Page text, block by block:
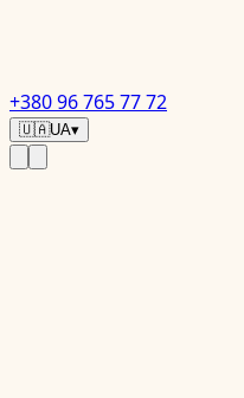
+380 96 765 77 72
🇺🇦UA▾